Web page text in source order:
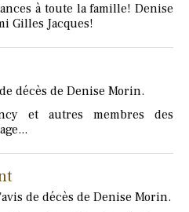
à toute la famille! Denise
Gilles Jacques!
décès de Denise Morin.
et autres membres des
de décès de Denise Morin.